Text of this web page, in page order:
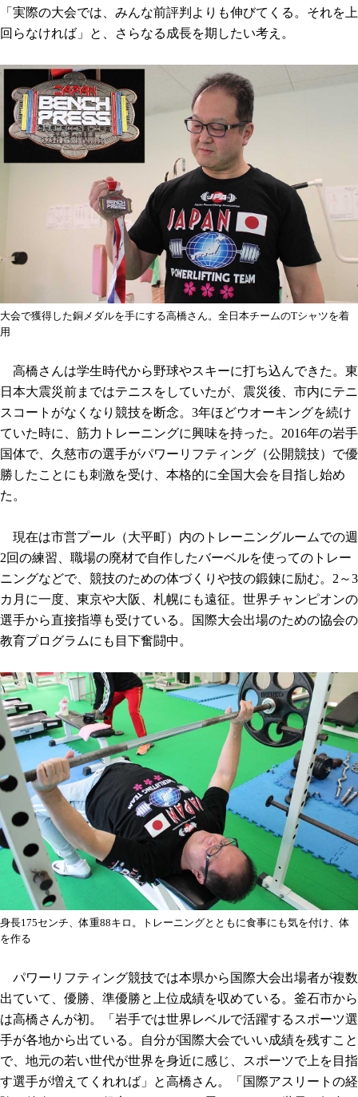
「実際の大会では、みんな前評判よりも伸びてくる。それを上
回らなければ」と、さらなる成長を期したい考え。
大会で獲得した銅メダルを手にする高橋さん。全日本チームのTシャツを着
用
高橋さんは学生時代から野球やスキーに打ち込んできた。東
日本大震災前まではテニスをしていたが、震災後、市内にテニ
スコートがなくなり競技を断念。3年ほどウオーキングを続け
ていた時に、筋力トレーニングに興味を持った。2016年の岩手
国体で、久慈市の選手がパワーリフティング（公開競技）で優
勝したことにも刺激を受け、本格的に全国大会を目指し始め
た。
現在は市営プール（大平町）内のトレーニングルームでの週
2回の練習、職場の廃材で自作したバーベルを使ってのトレー
ニングなどで、競技のための体づくりや技の鍛錬に励む。2～3
カ月に一度、東京や大阪、札幌にも遠征。世界チャンピオンの
選手から直接指導も受けている。国際大会出場のための協会の
教育プログラムにも目下奮闘中。
身長175センチ、体重88キロ。トレーニングとともに食事にも気を付け、体
を作る
パワーリフティング競技では本県から国際大会出場者が複数
出ていて、優勝、準優勝と上位成績を収めている。釜石市から
は高橋さんが初。「岩手では世界レベルで活躍するスポーツ選
手が各地から出ている。自分が国際大会でいい成績を残すこと
で、地元の若い世代が世界を身近に感じ、スポーツで上を目指
す選手が増えてくれれば」と高橋さん。「国際アスリートの経